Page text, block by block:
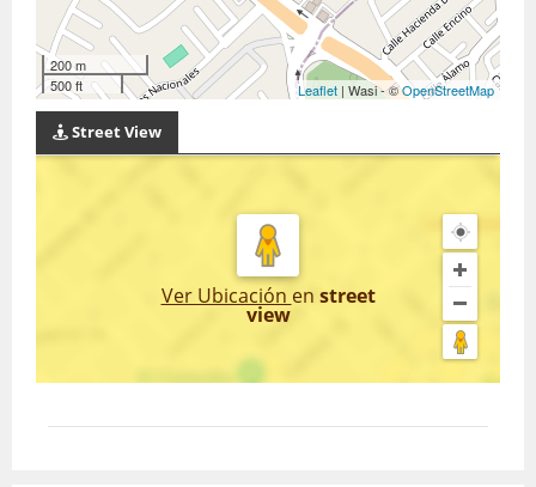
200 m
500 ft
Leaflet | Wasi - ©OpenStreetMap
Street View
Ver Ubicación en street
view